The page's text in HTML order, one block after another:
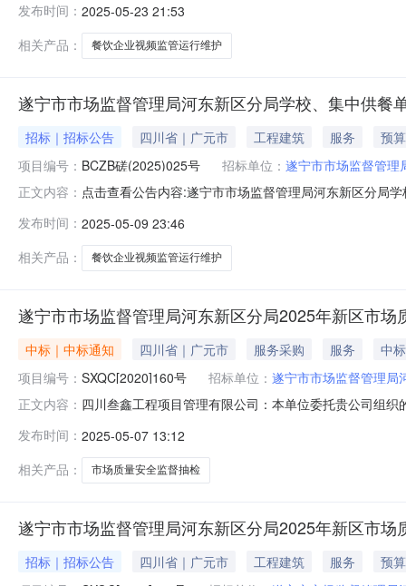
局河东新区分局学校、集中供餐单位及重点餐饮企业视
部门本招标项目的监督
发布时间： 2025-05-23 21:53
相关产品：
餐饮企业视频监管运行维护
遂宁市市场监督管理局河东新区分局学校、集中供
招标｜招标公告 四川省｜广元市 工程建筑 服务
预
项目编号： BCZB磋(2025)025号 招标单位： 遂宁市市场监督管理
正文内容： 点击查看公告内容:遂宁市市场监督管理局河东新区分局
一、招标条件本遂宁市市场监督管理局河东新区分局学
其他资金24.832万元，招标
发布时间： 2025-05-09 23:46
相关产品：
餐饮企业视频监管运行维护
遂宁市市场监督管理局河东新区分局2025年新区市
中标｜中标通知 四川省｜广元市 服务采购 服务
中
项目编号： SXQC[2020]160号 招标单位： 遂宁市市场监督管理局
正文内容： 四川叁鑫工程项目管理有限公司：本单位委托贵公司组
《成交通知书》中载明要求,成交供应商应当在《成交通
监督抽检项目项目编号:S
发布时间： 2025-05-07 13:12
相关产品：
市场质量安全监督抽检
遂宁市市场监督管理局河东新区分局2025年新区市
招标｜招标公告 四川省｜广元市 工程建筑 服务
预